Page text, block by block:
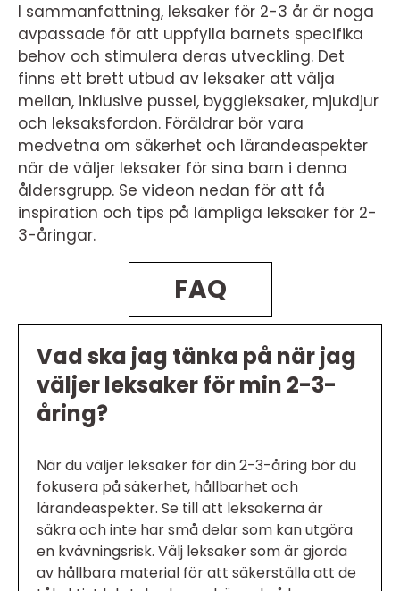
I sammanfattning, leksaker för 2-3 år är noga
avpassade för att uppfylla barnets specifika
behov och stimulera deras utveckling. Det
finns ett brett utbud av leksaker att välja
mellan, inklusive pussel, byggleksaker, mjukdjur
och leksaksfordon. Föräldrar bör vara
medvetna om säkerhet och lärandeaspekter
när de väljer leksaker för sina barn i denna
åldersgrupp. Se videon nedan för att få
inspiration och tips på lämpliga leksaker för 2-
3-åringar.
FAQ
Vad ska jag tänka på när jag
väljer leksaker för min 2-3-
åring?
När du väljer leksaker för din 2-3-åring bör du
fokusera på säkerhet, hållbarhet och
lärandeaspekter. Se till att leksakerna är
säkra och inte har små delar som kan utgöra
en kvävningsrisk. Välj leksaker som är gjorda
av hållbara material för att säkerställa att de